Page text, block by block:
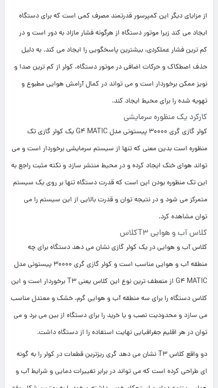
از مزایای دیگر این کمپرسور قدرتمند مصرف کمی است که برای دستگاه
ایجاد می کند زیرا موتور دستگاه از هرگونه فشار مازاد به دور است و در
کم ترین فشار عملکردی، بیشترین پاسخگویی را ایجاد می کند. به دلیل
حذف اصطکاک و حرکات اضافی در موتور دستگاه، کولر از کم ترین صدا و
نویز ممکن برخوردار است و می تواند در کمال آرامش هوایی مطبوع و
تهویه شده را برای محیط ایجاد کند.
کارکرد یک منظوره سرمایشی
کولر گازی گری 30000 پیستونی مدل G4 MATIC یک کولر گازی تک
منظوره است بدین معنی که تنها از سیستم سرمایشی برخوردار است و می
تواند هوای خنک ایجاد کرده و در محیط منتشر سازد و نکته مثبت راجع به
این تک منظوره بودن این است که قدرت دستگاه تنها بر روی یک سیستم
متمرکز می شود و در نتیجه توان و قدرت بالایی از این سیستم را می
توان مشاهده کرد.
کلاس آب و هوایی T3کلاس
کلاس آب و هوایی در یک کولر گازی نشان می دهد دستگاه برای چه
منطقه آب و هوایی مناسب است و کولر گازی گری 30000 پیستونی مدل
G4 MATIC از منعطف ترین نوع این کلاس یعنی T3 برخوردار است و این
کلاس دستگاه را برای سه منطقه آب و هوایی گرم، خشک و معتدل مناسب
می سازد و محدودیت نصب و یا خرید را برای دستگاه از بین می برد و می
توان در هر اقلیم جغرافیایی نهایت استفاده را از دستگاه داشت.
دو واقع کلاس T3 نشان می دهد گری ریزترین قطعات در کولر را به گونه
ای طراحی کرده است که می تواند در برابر تغییرات دمایی و شرایط آب و